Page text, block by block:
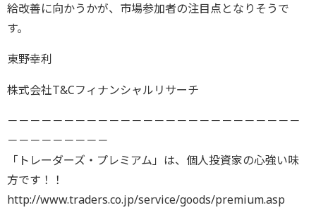
給改善に向かうかが、市場参加者の注目点となりそうで
す。
東野幸利
株式会社T&Cフィナンシャルリサーチ
－－－－－－－－－－－－－－－－－－－－－－－－－－
－－－－－－－－－
「トレーダーズ・プレミアム」は、個人投資家の心強い味
方です！！
http://www.traders.co.jp/service/goods/premium.asp